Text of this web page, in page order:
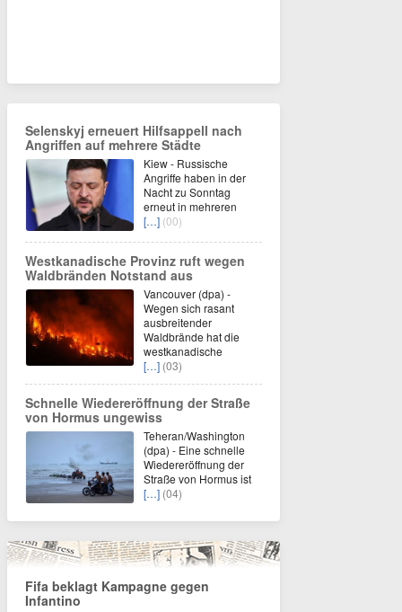
Selenskyj erneuert Hilfsappell nach
Angriffen auf mehrere Städte
Kiew - Russische
Angriffe haben in der
Nacht zu Sonntag
erneut in mehreren
[…] (00)
Westkanadische Provinz ruft wegen
Waldbränden Notstand aus
Vancouver (dpa) -
Wegen sich rasant
ausbreitender
Waldbrände hat die
westkanadische
[…] (03)
Schnelle Wiedereröffnung der Straße
von Hormus ungewiss
Teheran/Washington
(dpa) - Eine schnelle
Wiedereröffnung der
Straße von Hormus ist
[…] (04)
Fifa beklagt Kampagne gegen
Infantino